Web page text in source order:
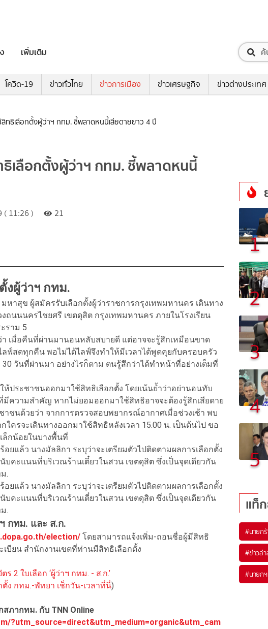
เพิ่มเติม
โควิด-19 ข่าวทั่วไทย ข่าวการเมือง ข่าวเศรษฐกิจ ข่าวต่างประเทศ
สิทธิเลือกตั้งผู้ว่าฯ กทม. ชี้พลาดหนนี้เสียดายยาว 4 ปี
ธิเลือกตั้งผู้ว่าฯ กทม. ชี้พลาดหนนี้
( 11:26 ) 21
งผู้ว่าฯ กทม.
หาสุข ผู้สมัครรับเลือกตั้งผู้ว่าราชการกรุงเทพมหานคร เดินทาง
ถนนนครไชยศรี เขตดุสิต กรุงเทพมหานคร ภายในโรงเรียน
ราม 5
า เมื่อคืนที่ผ่านมานอนหลับสบายดี แต่อาจจะรู้สึกเหมือนขาด
ลฟ์สดทุกคืน พอไม่ได้ไลฟ์จึงทำให้มีเวลาได้พูดคุยกับครอบครัว
วันที่ผ่านมา อย่างไรก็ตาม ตนรู้สึกว่าได้ทำหน้าที่อย่างเต็มที่
ประชาชนออกมาใช้สิทธิเลือกตั้ง โดยเน้นย้ำว่าอย่านอนทับ
ความสำคัญ หากไม่ยอมออกมาใช้สิทธิอาจจะต้องรู้สึกเสียดาย
ชนด้วยว่า จากการตรวจสอบพยากรณ์อากาศเมื่อช่วงเช้า พบ
ครจะเดินทางออกมาใช้สิทธิหลังเวลา 15.00 น. เป็นต้นไป ขอ
ล็กน้อยในบางพื้นที่
ยแล้ว นางมัลลิกา ระบุว่าจะเตรียมตัวไปติดตามผลการเลือกตั้ง
บคะแนนที่บริเวณร้านเตี๋ยวในสวน เขตดุสิต ซึ่งเป็นจุดเดียวกัน
.
ยแล้ว นางมัลลิกา ระบุว่าจะเตรียมตัวไปติดตามผลการเลือกตั้ง
บคะแนนที่บริเวณร้านเตี๋ยวในสวน เขตดุสิต ซึ่งเป็นจุดเดียวกัน
.
กทม. และ ส.ก.
election/ โดยสามารถแจ้งเพิ่ม-ถอนชื่อผู้มีสิทธิ
เบียน สำนักงานเขตที่ท่านมีสิทธิเลือกตั้ง
2 ใบเลือก ‘ผู้ว่าฯ กทม. - ส.ก.’
ตั้ง กทม.-พัทยา เช็กวัน-เวลาที่นี่)
ภากทม. กับ TNN Online
?utm_source=direct&utm_medium=organic&utm_cam
1
2
3
4
5
แท็
#นายก
#ข่าวล่
#นายกฯ